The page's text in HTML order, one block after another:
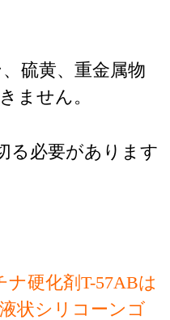
硫黄、重金属物
ません。
る必要があります
硬化剤T-57ABは
状シリコーンゴ